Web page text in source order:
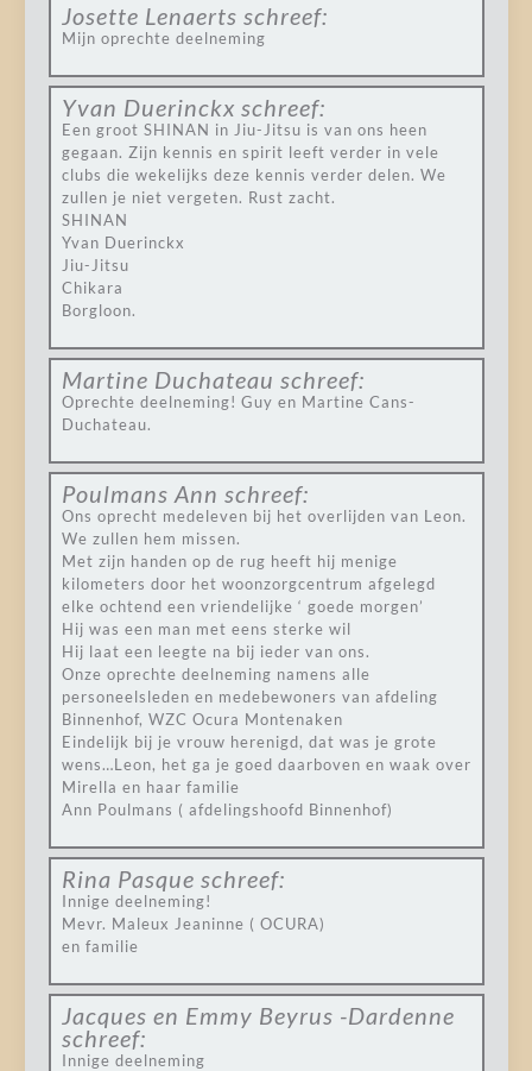
Josette Lenaerts schreef:
Mijn oprechte deelneming
Yvan Duerinckx schreef:
Een groot SHINAN in Jiu-Jitsu is van ons heen
gegaan. Zijn kennis en spirit leeft verder in vele
clubs die wekelijks deze kennis verder delen. We
zullen je niet vergeten. Rust zacht.
SHINAN
Yvan Duerinckx
Jiu-Jitsu
Chikara
Borgloon.
Martine Duchateau schreef:
Oprechte deelneming! Guy en Martine Cans-
Duchateau.
Poulmans Ann schreef:
Ons oprecht medeleven bij het overlijden van Leon.
We zullen hem missen.
Met zijn handen op de rug heeft hij menige
kilometers door het woonzorgcentrum afgelegd
elke ochtend een vriendelijke ‘ goede morgen’
Hij was een man met eens sterke wil
Hij laat een leegte na bij ieder van ons.
Onze oprechte deelneming namens alle
personeelsleden en medebewoners van afdeling
Binnenhof, WZC Ocura Montenaken
Eindelijk bij je vrouw herenigd, dat was je grote
wens…Leon, het ga je goed daarboven en waak over
Mirella en haar familie
Ann Poulmans ( afdelingshoofd Binnenhof)
Rina Pasque schreef:
Innige deelneming!
Mevr. Maleux Jeaninne ( OCURA)
en familie
Jacques en Emmy Beyrus -Dardenne
schreef:
Innige deelneming